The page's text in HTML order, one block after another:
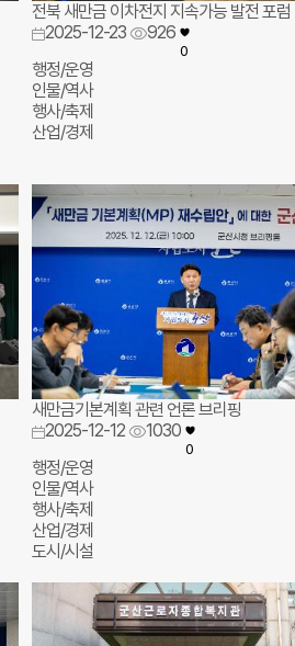
전북 새만금 이차전지 지속가능 발전 포럼
2025-12-23
926
0
행정/운영
인물/역사
행사/축제
산업/경제
새만금기본계획 관련 언론 브리핑
2025-12-12
1030
0
행정/운영
인물/역사
행사/축제
산업/경제
도시/시설